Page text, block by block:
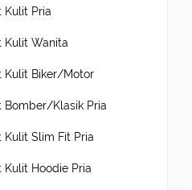
Kulit Pria
Kulit Wanita
Kulit Biker/Motor
Bomber/Klasik Pria
Kulit Slim Fit Pria
Kulit Hoodie Pria